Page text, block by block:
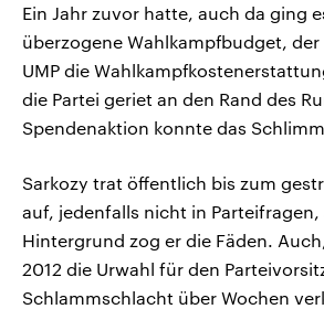
Ein Jahr zuvor hatte, auch da ging
überzogene Wahlkampfbudget,
UMP die
die Partei geriet an den Rand des
Spendenaktion konnte das
Sarkozy trat öffentlich bis zum
auf, jedenfalls nicht in Parteifragen,
Hintergrund zog er die Fäden.
2012 die Urwahl für den
Schlammschlacht über Wochen